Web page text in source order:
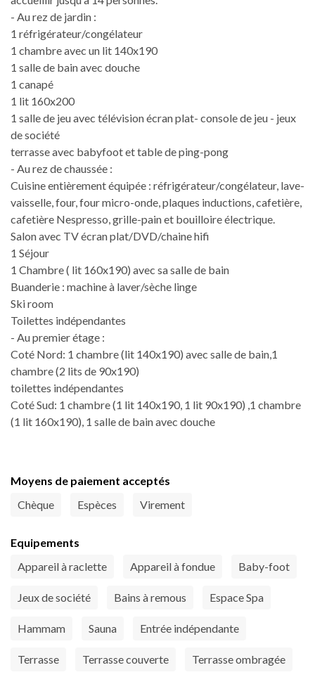
- Au rez de jardin :
1 réfrigérateur/congélateur
1 chambre avec un lit 140x190
1 salle de bain avec douche
1 canapé
1 lit 160x200
1 salle de jeu avec télévision écran plat- console de jeu - jeux
de société
terrasse avec babyfoot et table de ping-pong
- Au rez de chaussée :
Cuisine entièrement équipée : réfrigérateur/congélateur, lave-
vaisselle, four, four micro-onde, plaques inductions, cafetière,
cafetière Nespresso, grille-pain et bouilloire électrique.
Salon avec TV écran plat/DVD/chaine hifi
1 Séjour
1 Chambre ( lit 160x190) avec sa salle de bain
Buanderie : machine à laver/sèche linge
Ski room
Toilettes indépendantes
- Au premier étage :
Coté Nord: 1 chambre (lit 140x190) avec salle de bain,1
chambre (2 lits de 90x190)
toilettes indépendantes
Coté Sud: 1 chambre (1 lit 140x190, 1 lit 90x190) ,1 chambre
(1 lit 160x190), 1 salle de bain avec douche
Moyens de paiement acceptés
Chèque
Espèces Virement
Equipements
Appareil à raclette
Appareil à fondue Baby-foot
Jeux de société Bains à remous Espace Spa
Hammam Sauna Entrée indépendante
Terrasse Terrasse couverte Terrasse ombragée